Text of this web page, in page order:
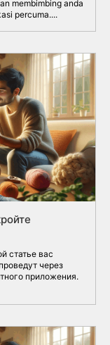
membimbing anda
percuma....
статье вас
через
приложения.